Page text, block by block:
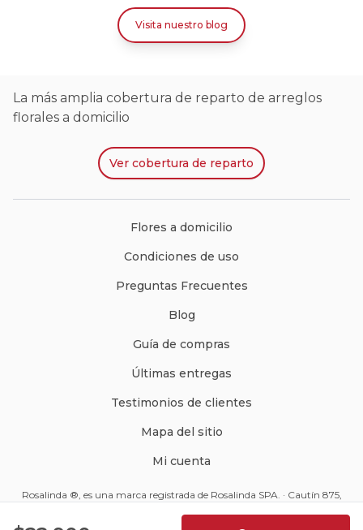
Visita nuestro blog
La más amplia cobertura de reparto de arreglos
florales a domicilio
Ver cobertura de reparto
Flores a domicilio
Condiciones de uso
Preguntas Frecuentes
Blog
Guía de compras
Últimas entregas
Testimonios de clientes
Mapa del sitio
Mi cuenta
Rosalinda ®, es una marca registrada de Rosalinda SPA. · Cautín 875,
4.9